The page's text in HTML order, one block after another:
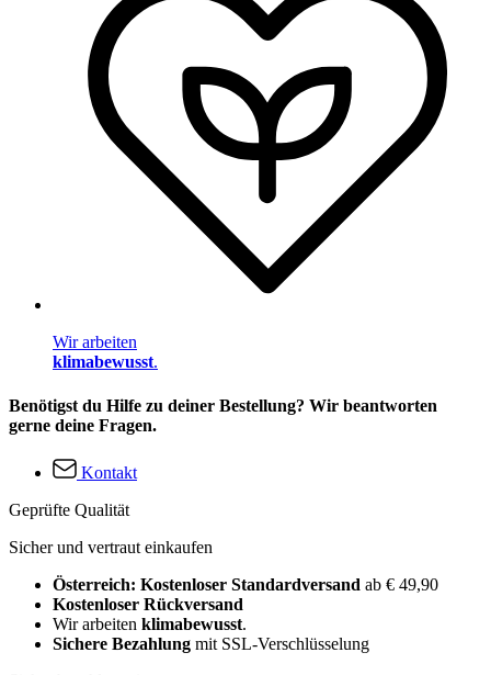
Wir arbeiten
klimabewusst.
Benötigst du Hilfe zu deiner Bestellung? Wir beantworten
gerne deine Fragen.
Kontakt
Geprüfte Qualität
Sicher und vertraut einkaufen
Österreich: Kostenloser Standardversand ab € 49,90
Kostenloser Rückversand
Wir arbeiten klimabewusst.
Sichere Bezahlung mit SSL-Verschlüsselung